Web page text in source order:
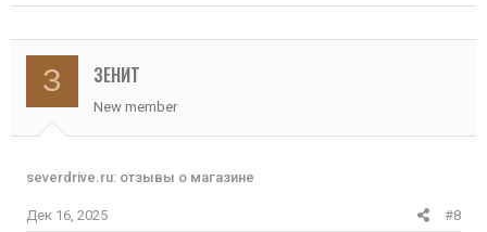
З ЗEНИТ
New member
severdrive.ru: отзывы о магазине
Дек 16, 2025 #8